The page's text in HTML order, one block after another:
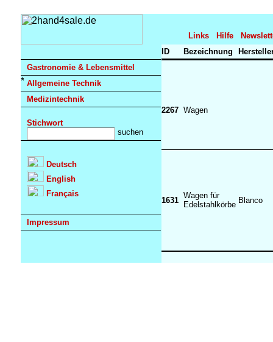
Links Hilfe
Gastronomie & Lebensmittel
Allgemeine Technik
Medizintechnik
Stichwort
Deutsch
English
Français
Impressum
ID Bezeichnung
2267 Wagen
1631
Wagen für
Edelstahlkörbe Blanco